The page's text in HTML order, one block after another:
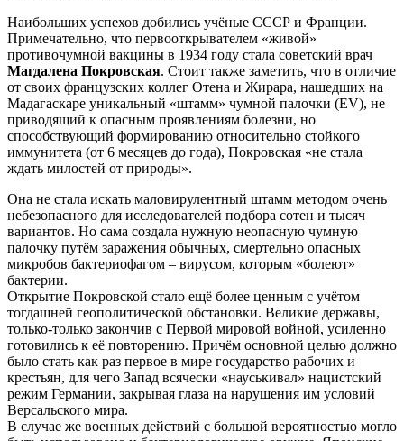
Наибольших успехов добились учёные СССР и Франции.
Примечательно, что первооткрывателем «живой»
противочумной вакцины в 1934 году стала советский врач
Магдалена Покровская. Стоит также заметить, что в отличие
от своих французских коллег Отена и Жирара, нашедших на
Мадагаскаре уникальный «штамм» чумной палочки (EV), не
приводящий к опасным проявлениям болезни, но
способствующий формированию относительно стойкого
иммунитета (от 6 месяцев до года), Покровская «не стала
ждать милостей от природы».
Она не стала искать маловирулентный штамм методом очень
небезопасного для исследователей подбора сотен и тысяч
вариантов. Но сама создала нужную неопасную чумную
палочку путём заражения обычных, смертельно опасных
микробов бактериофагом – вирусом, которым «болеют»
бактерии.
Открытие Покровской стало ещё более ценным с учётом
тогдашней геополитической обстановки. Великие державы,
только-только закончив с Первой мировой войной, усиленно
готовились к её повторению. Причём основной целью должно
было стать как раз первое в мире государство рабочих и
крестьян, для чего Запад всячески «науськивал» нацистский
режим Германии, закрывая глаза на нарушения им условий
Версальского мира.
В случае же военных действий с большой вероятностью могло